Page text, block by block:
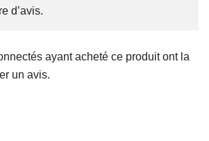
d’avis.
ayant acheté ce produit ont la
un avis.